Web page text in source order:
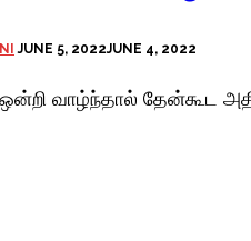
JUNE 5, 2022JUNE 4, 2022
வாழ்ந்தால் தேன்கூட